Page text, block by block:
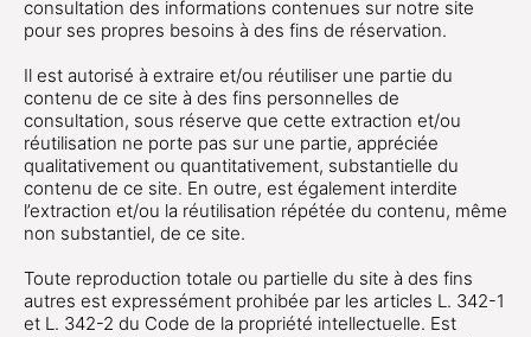
consultation des informations contenues sur notre site
pour ses propres besoins à des fins de réservation.
Il est autorisé à extraire et/ou réutiliser une partie du
contenu de ce site à des fins personnelles de
consultation, sous réserve que cette extraction et/ou
réutilisation ne porte pas sur une partie, appréciée
qualitativement ou quantitativement, substantielle du
contenu de ce site. En outre, est également interdite
l’extraction et/ou la réutilisation répétée du contenu, même
non substantiel, de ce site.
Toute reproduction totale ou partielle du site à des fins
autres est expressément prohibée par les articles L. 342-1
et L. 342-2 du Code de la propriété intellectuelle. Est